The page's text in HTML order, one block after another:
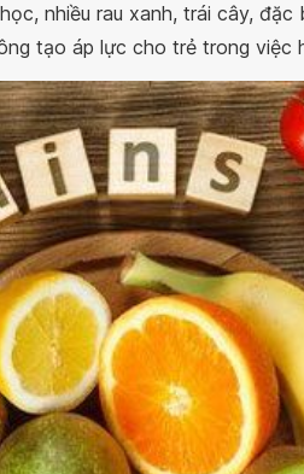
nhiều rau xanh, trái cây, đặc
tạo áp lực cho trẻ trong việc